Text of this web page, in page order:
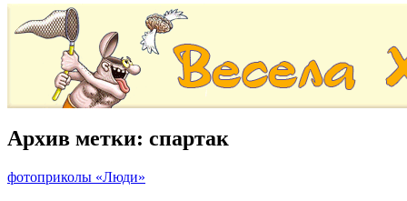
Архив метки: спартак
фотоприколы «Люди»